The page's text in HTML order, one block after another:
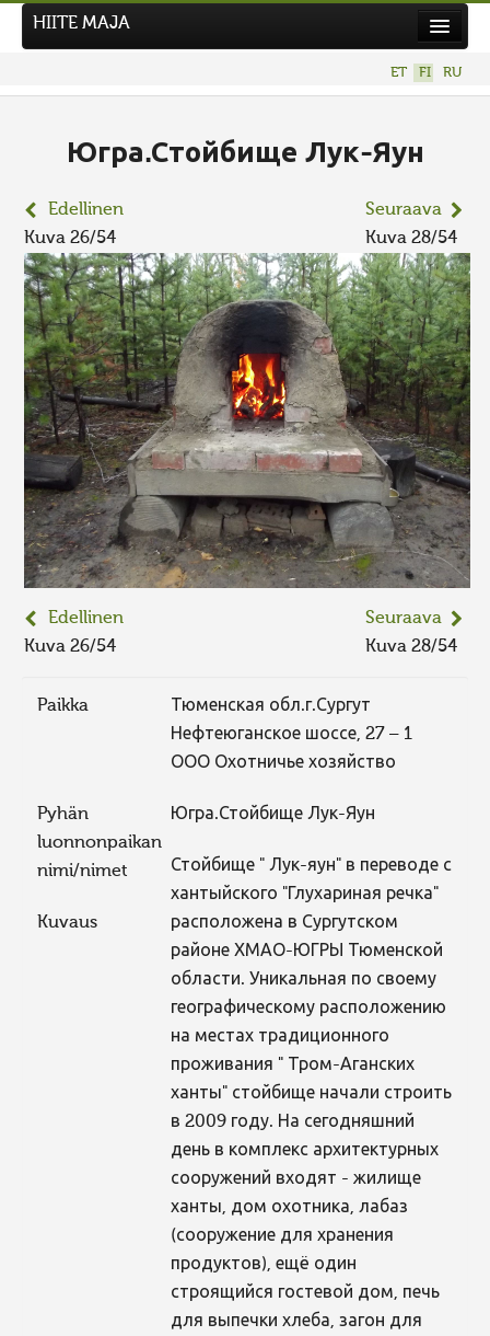
UUSI KUVAKILPAILU
AIEMMAT KILPAILUT
HIITE MAJA
ET FI RU
Югра.Стойбище Лук-Яун
Edellinen
Kuva 26/54
Seuraava
Kuva 28/54
Edellinen
Kuva 26/54
Seuraava
Kuva 28/54
Paikka
Тюменская обл.г.Сургут
Нефтеюганское шоссе, 27 – 1
ООО Охотничье хозяйство
Pyhän
luonnonpaikan
nimi/nimet
Югра.Стойбище Лук-Яун
Kuvaus
Стойбище " Лук-яун" в переводе с
хантыйского "Глухариная речка"
расположена в Сургутском
районе ХМАО-ЮГРЫ Тюменской
области. Уникальная по своему
географическому расположению
на местах традиционного
проживания " Тром-Аганских
ханты" стойбище начали строить
в 2009 году. На сегодняшний
день в комплекс архитектурных
сооружений входят - жилище
ханты, дом охотника, лабаз
(сооружение для хранения
продуктов), ещё один
строящийся гостевой дом, печь
для выпечки хлеба, загон для